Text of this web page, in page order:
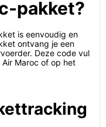
pakket?
is eenvoudig en
ontvang je een
Deze code vul
Maroc of op het